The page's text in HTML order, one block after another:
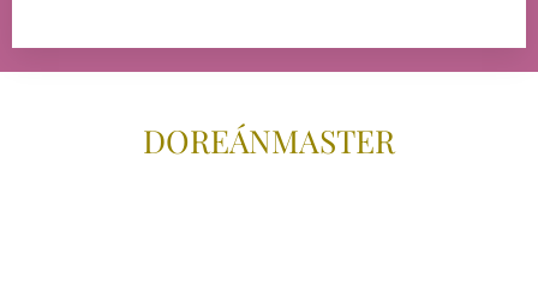
DOREÁNMASTER